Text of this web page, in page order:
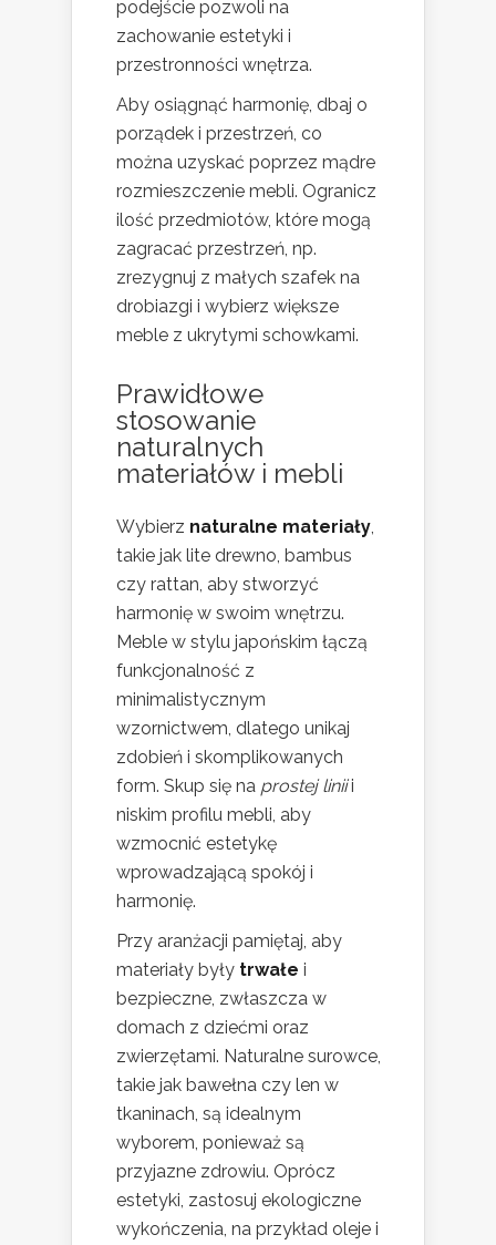
podejście pozwoli na
zachowanie estetyki i
przestronności wnętrza.
Aby osiągnąć harmonię, dbaj o
porządek i przestrzeń, co
można uzyskać poprzez mądre
rozmieszczenie mebli. Ogranicz
ilość przedmiotów, które mogą
zagracać przestrzeń, np.
zrezygnuj z małych szafek na
drobiazgi i wybierz większe
meble z ukrytymi schowkami.
Prawidłowe
stosowanie
naturalnych
materiałów i mebli
Wybierz naturalne materiały,
takie jak lite drewno, bambus
czy rattan, aby stworzyć
harmonię w swoim wnętrzu.
Meble w stylu japońskim łączą
funkcjonalność z
minimalistycznym
wzornictwem, dlatego unikaj
zdobień i skomplikowanych
form. Skup się na prostej liniii
niskim profilu mebli, aby
wzmocnić estetykę
wprowadzającą spokój i
harmonię.
Przy aranżacji pamiętaj, aby
materiały były trwałe i
bezpieczne, zwłaszcza w
domach z dziećmi oraz
zwierzętami. Naturalne surowce,
takie jak bawełna czy len w
tkaninach, są idealnym
wyborem, ponieważ są
przyjazne zdrowiu. Oprócz
estetyki, zastosuj ekologiczne
wykończenia, na przykład oleje i